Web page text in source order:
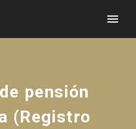
pensión
(Registro